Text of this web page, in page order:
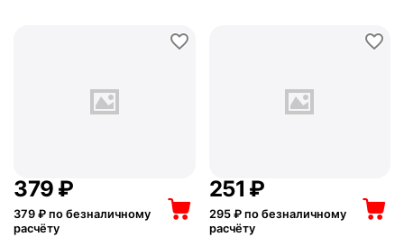
‍379‍ ₽
379 ₽ по безналичному
расчёту
‍251‍ ₽
295₽ по безналичному
расчёту